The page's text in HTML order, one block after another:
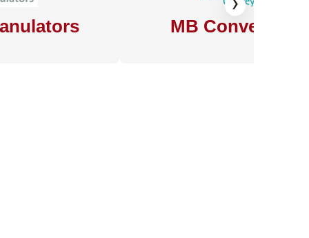
MB Conveyors